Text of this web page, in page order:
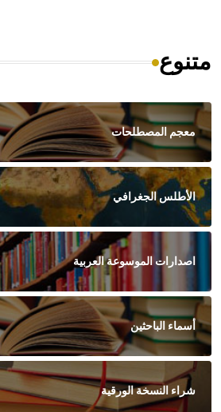
متنوع
معجم المصطلحات
الأطلس الجغرافي
اصدارات الموسوعة العربية
أسماء الباحثين
شراء النسخة الورقية